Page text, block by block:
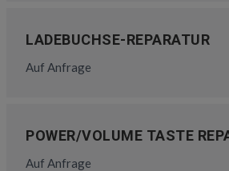
LADEBUCHSE-REPARATUR
Auf Anfrage
POWER/VOLUME TASTE
Auf Anfrage